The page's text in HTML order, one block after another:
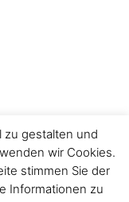
zu gestalten und
wir Cookies.
stimmen Sie der
Informationen zu